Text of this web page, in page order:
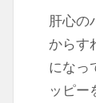
肝心の
からす
になっ
ッピ